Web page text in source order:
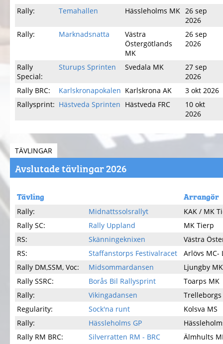
Rally:
Temahallen Hässleholms MK 26 sep
2026
Rally:
Marknadsnatta
Västra
Östergötlands
MK
26 sep
2026
Rally
Special:
Sturups Sprinten Svedala MK
27 sep
2026
Rally BRC:
Karlskronapokalen Karlskrona AK
3 okt 2026
Rallysprint: Hästveda Sprinten Hästveda FRC
10 okt
2026
TÄVLINGAR
Avslutade tävlingar 2026
Tävling Arrangör
Rally: Midnattssolsrallyt
KAK / MK
Rally SC:
Rally Uppland
MK Tierp
RS:
Skänningeknixen
Västra
RS:
Staffanstorps Festivalracet
Arlövs MC-
Rally DM,SSM, Voc:
Midsommardansen
Ljungby MK
Rally SSRC:
Borås Bil Rallysprint
Toarps MK
Rally:
Vikingadansen
Trelleborgs
Regularity:
Sock'na runt
Kolsva MS
Rally:
Hässleholms GP
Rally RM BRC:
Silverratten RM - BRC
Älmhults